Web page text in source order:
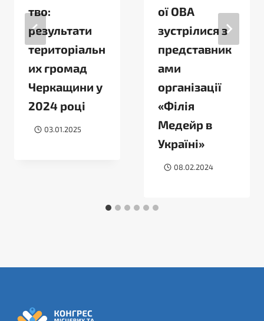
тво:
результати
територіальн
их громад
Черкащини у
2024 році
03.01.2025
ої ОВА
зустрілися з
представник
ами
організації
«Філія
Медейр в
Україні»
08.02.2024